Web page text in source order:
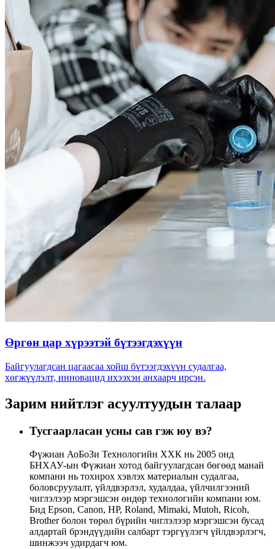
Өргөн цар хүрээтэй бүтээгдэхүүн
Байгуулагдсан цагаасаа хойш бүтээгдэхүүн судалгаа,
хөгжүүлэлт, инновацид ихээхэн анхаарч ирсэн.
Зарим нийтлэг асуултуудын талаар
Тусгаарласан усны сав гэж юу вэ?
Фүжиан АоБоЗи Технологийн ХХК нь 2005 онд
БНХАУ-ын Фүжиан хотод байгуулагдсан бөгөөд манай
компани нь тохирох хэвлэх материалын судалгаа,
боловсруулалт, үйлдвэрлэл, худалдаа, үйлчилгээний
чиглэлээр мэргэшсэн өндөр технологийн компани юм.
Бид Epson, Canon, HP, Roland, Mimaki, Mutoh, Ricoh,
Brother болон төрөл бүрийн чиглэлээр мэргэшсэн бусад
алдартай брэндүүдийн салбарт тэргүүлэгч үйлдвэрлэгч,
шинжээч удирдагч юм.